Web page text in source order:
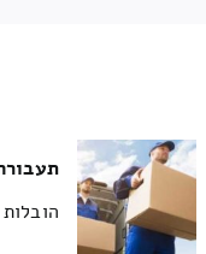
הובלות